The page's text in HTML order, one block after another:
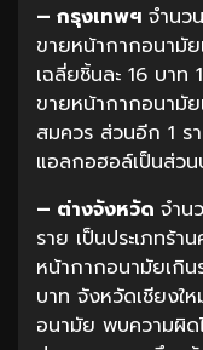
– กรุงเทพฯ จำนว
ขายหน้ากากอนามั
เฉลี่ยชิ้นละ 16 บาท
ขายหน้ากากอนามัย
สมควร ส่วนอีก 1 ร
แอลกอฮอล์เป็นส่ว
– ต่างจังหวัด จำน
ราย เป็นประเภทร้า
หน้ากากอนามัยเกิน
บาท จังหวัดเชียงใ
อนามัย พบความผิ